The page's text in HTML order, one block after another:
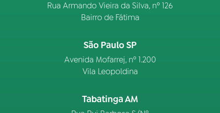
Rua Armando Vieira da Silva, nº 126
Bairro de Fátima
São Paulo SP
Avenida Mofarrej, nº 1.200
Vila Leopoldina
Tabatinga AM